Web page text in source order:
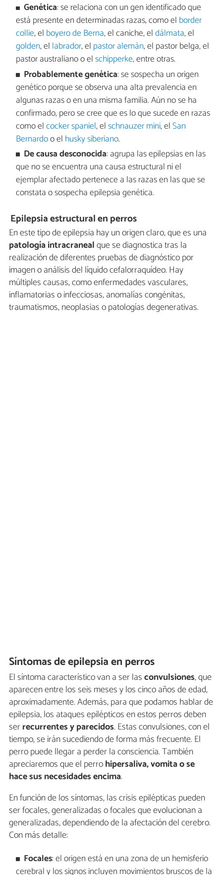
Genética: se relaciona con un gen identificado que
está presente en determinadas razas, como el border
collie, el boyero de Berna, el caniche, eldálmata, el
golden, el labrador, el pastor alemán, el pastor belga, el
pastor australiano o elschipperke, entre otras.
Probablemente genética: se sospecha un origen
genético porque se observa una alta prevalencia en
algunas razas o en una misma familia. Aún no se ha
confirmado, pero se cree que es lo que sucede en razas
como elcocker spaniel, elschnauzer mini, elSan
Bernardoo el husky siberiano.
De causa desconocida: agrupa las epilepsias en las
que no se encuentra una causa estructural ni el
ejemplar afectado pertenece a las razas en las que se
constata o sospecha epilepsia genética.
Epilepsia estructural en perros
En este tipo de epilepsia hay un origen claro, que es una
patología intracranealque se diagnostica tras la
realización de diferentes pruebas de diagnóstico por
imagen o análisis del líquido cefalorraquídeo. Hay
múltiples causas, como enfermedades vasculares,
inflamatorias o infecciosas, anomalías congénitas,
traumatismos, neoplasias o patologías degenerativas.
Síntomas de epilepsia en perros
El síntoma característico van a ser lasconvulsiones, que
aparecen entre los seis meses y los cinco años de edad,
aproximadamente. Además, para que podamos hablar de
epilepsia, los ataques epilépticos en estos perros deben
serrecurrentes y parecidos. Estas convulsiones, con el
tiempo, se irán sucediendo de forma más frecuente. El
perro puede llegar a perder la consciencia. También
apreciaremos que el perrohipersaliva, vomita o se
hace sus necesidades encima.
En función de los síntomas, las crisis epilépticas pueden
ser focales, generalizadas o focales que evolucionan a
generalizadas, dependiendo de la afectación del cerebro.
Con más detalle:
Focales: el origen está en una zona de un hemisferio
cerebral y los signos incluyen movimientos bruscos de la